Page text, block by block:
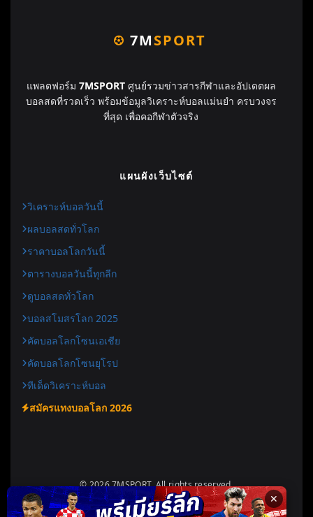
7MSPORT
แพลตฟอร์ม 7MSPORTศูนย์รวมข่าวสารกีฬาและอัปเดตผล
บอลสดที่รวดเร็ว พร้อมข้อมูลวิเคราะห์บอลแม่นยำ ครบวงจร
ที่สุด เพื่อคอกีฬาตัวจริง
แผนผังเว็บไซต์
วิเคราะห์บอลวันนี้
ผลบอลสดทั่วโลก
ราคาบอลโลกวันนี้
ตารางบอลวันนี้ทุกลีก
ดูบอลสดทั่วโลก
บอลสโมสรโลก 2025
คัดบอลโลกโซนเอเชีย
คัดบอลโลกโซนยุโรป
ทีเด็ดวิเคราะห์บอล
สมัครแทงบอลโลก 2026
© 2026 7MSPORT. All rights reserved.
Designed for7msport.today
✕